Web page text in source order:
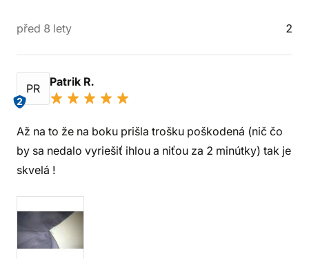
před 8 lety 2
PR
2
Patrik R.
Až na to že na boku prišla trošku poškodená (nič čo
by sa nedalo vyriešiť ihlou a niťou za 2 minútky) tak je
skvelá !